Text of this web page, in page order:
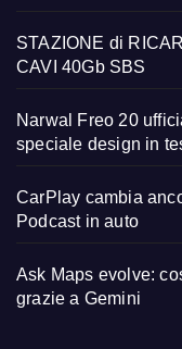
STAZIONE di
CAVI 40Gb SBS
Narwal Freo 20
speciale design in
CarPlay cambia
Podcast in auto
Ask Maps evolve:
grazie a Gemini